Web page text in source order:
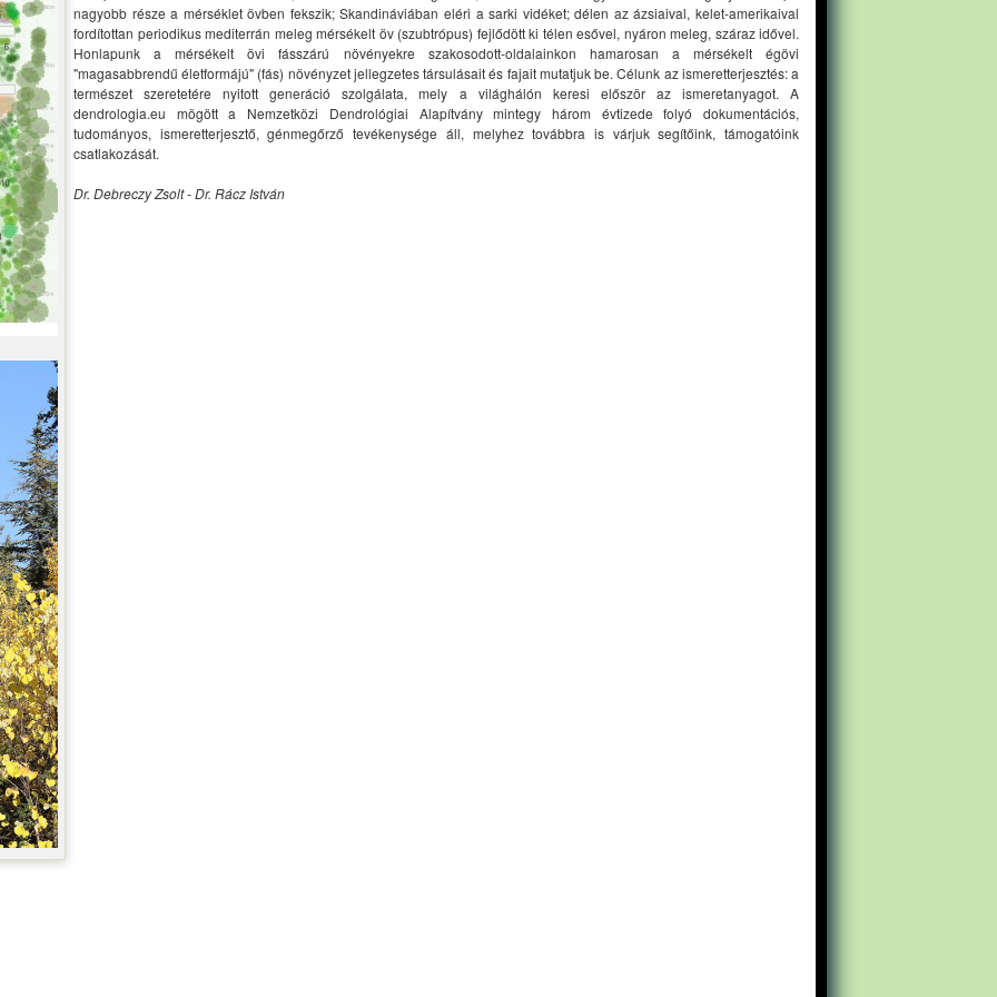
nagyobb része a mérséklet övben fekszik; Skandináviában eléri a sarki vidéket; délen az ázsiaival, kelet-amerikaival
fordítottan periodikus mediterrán meleg mérsékelt öv (szubtrópus) fejlődött ki télen esővel, nyáron meleg, száraz idővel.
Honlapunk a mérsékelt övi fásszárú növényekre szakosodott-oldalainkon hamarosan a mérsékelt égövi
"magasabbrendű életformájú" (fás) növényzet jellegzetes társulásait és fajait mutatjuk be. Célunk az ismeretterjesztés: a
természet szeretetére nyitott generáció szolgálata, mely a világhálón keresi először az ismeretanyagot. A
dendrologia.eu mögött a Nemzetközi Dendrológiai Alapítvány mintegy három évtizede folyó dokumentációs,
tudományos, ismeretterjesztő, génmegőrző tevékenysége áll, melyhez továbbra is várjuk segítőink, támogatóink
csatlakozását.
Dr. Debreczy Zsolt - Dr. Rácz István